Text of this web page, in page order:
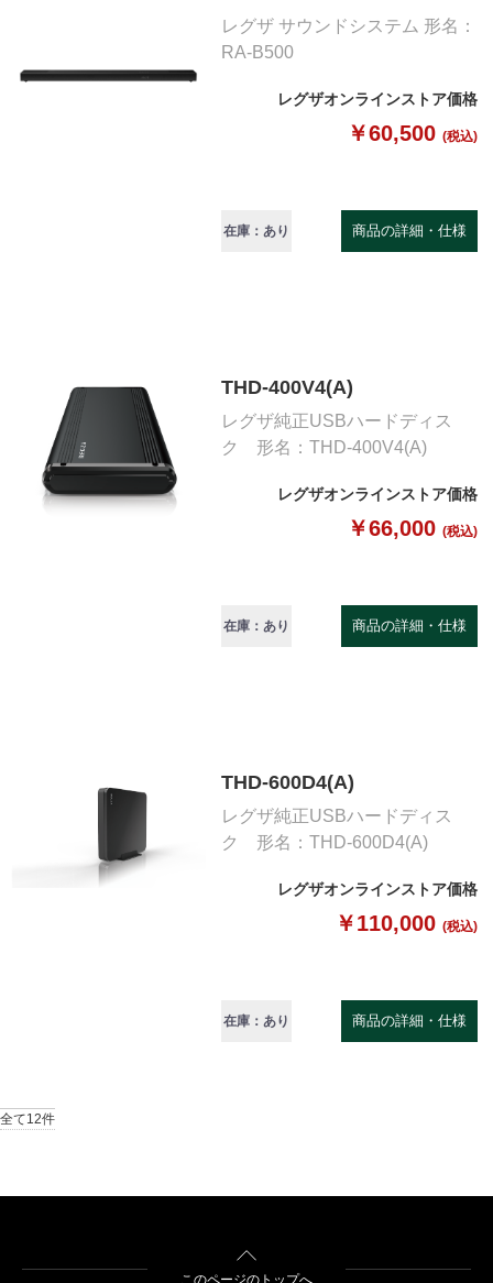
レグザ サウンドシステム 形名：
RA-B500
レグザオンラインストア価格
￥60,500 (税込)
在庫：あり 商品の詳細・仕様
THD-400V4(A)
レグザ純正USBハードディス
ク 形名：THD-400V4(A)
レグザオンラインストア価格
￥66,000 (税込)
在庫：あり 商品の詳細・仕様
THD-600D4(A)
レグザ純正USBハードディス
ク 形名：THD-600D4(A)
レグザオンラインストア価格
￥110,000 (税込)
在庫：あり 商品の詳細・仕様
全て12件
このページのトップへ